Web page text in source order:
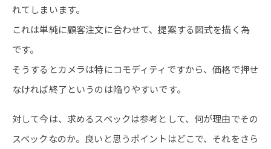
れてしまいます。
これは単純に顧客注文に合わせて、提案する図式を描く為
です。
そうするとカメラは特にコモディティですから、価格で押せ
なければ終了というのは陥りやすいです。
対して今は、求めるスペックは参考として、何が理由でその
スペックなのか。良いと思うポイントはどこで、それをさら